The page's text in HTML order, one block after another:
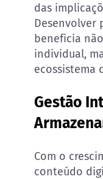
das
Desenvolver
beneficia
individual,
ecossistema
Gestão
Com o
conteúdo